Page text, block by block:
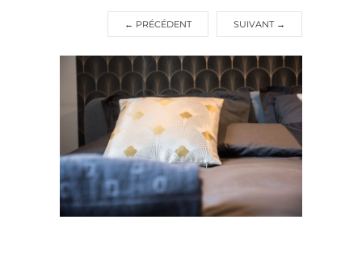
← PRÉCÉDENT SUIVANT →